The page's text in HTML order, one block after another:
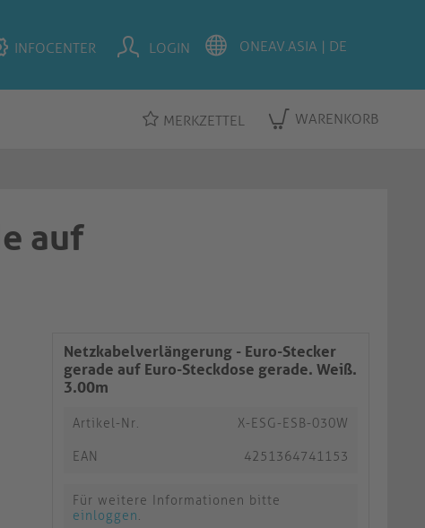
INFOCENTER LOGIN
MERKZETTEL WARENKORB
auf
Netzkabelverlängerung - Euro-Stecker
gerade auf Euro-Steckdose gerade. Weiß.
3.00m
Artikel-Nr. X-ESG-ESB-030W
EAN 4251364741153
Für weitere Informationen bitte
einloggen.